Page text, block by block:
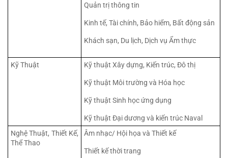
Quản trị thông tin
Kinh tế, Tài chính, Bảo hiểm, Bất động sản
Khách sạn, Du lịch, Dịch vụ Ẩm thực
Kỹ Thuật Kỹ thuật Xây dựng, Kiến trúc, Đô thị
Kỹ thuật Môi trường và Hóa học
Kỹ thuật Sinh học ứng dụng
Kỹ thuật Đại dương và kiến trúc Naval
Nghệ Thuật, Thiết Kế,
Thể Thao
Âm nhạc/ Hội họa và Thiết kế
Thiết kế thời trang